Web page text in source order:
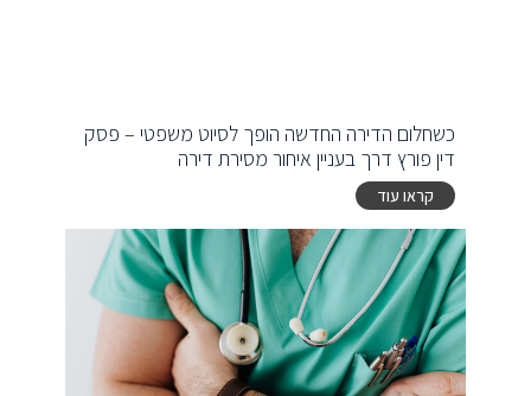
כשחלום הדירה החדשה הופך לסיוט משפטי – פסק
דין פורץ דרך בעניין איחור מסירת דירה
קראו עוד